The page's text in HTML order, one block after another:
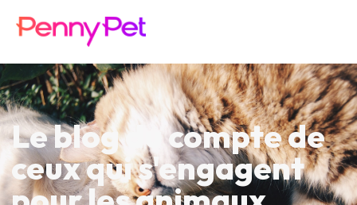
Le blog du compte de
ceux qui s'engagent